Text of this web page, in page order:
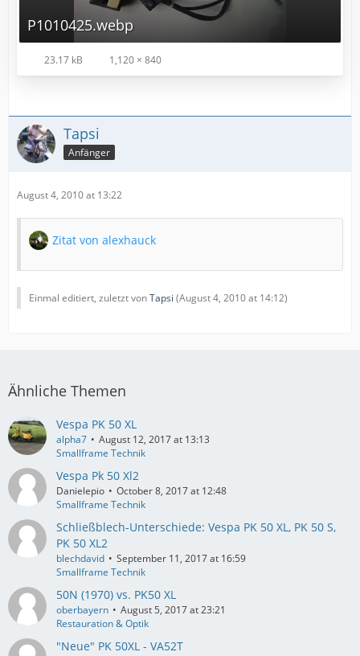
P1010425.webp
23.17 kB 1,120 × 840
Tapsi
Anfänger
August 4, 2010 at 13:22
Zitat von alexhauck
Einmal editiert, zuletzt vonTapsi (August 4, 2010 at 14:12)
Ähnliche Themen
Vespa PK 50 XL
alpha7
August 12, 2017 at 13:13
Smallframe Technik
Vespa Pk 50 Xl2
Danielepio
October 8, 2017 at 12:48
Smallframe Technik
Schließblech-Unterschiede: Vespa PK 50 XL, PK 50 S,
PK 50 XL2
blechdavid
September 11, 2017 at 16:59
Smallframe Technik
50N (1970) vs. PK50 XL
oberbayern
August 5, 2017 at 23:21
Restauration & Optik
"Neue" PK 50XL - VA52T